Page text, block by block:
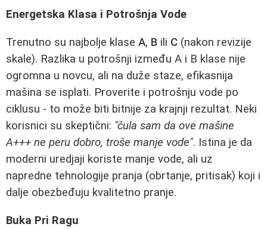
Energetska Klasa i Potrošnja Vode
Trenutno su najbolje klase A, B ili C (nakon revizije
skale). Razlika u potrošnji između A i B klase nije
ogromna u novcu, ali na duže staze, efikasnija
mašina se isplati. Proverite i potrošnju vode po
ciklusu - to može biti bitnije za krajnji rezultat. Neki
korisnici su skeptični: "čula sam da ove mašine
A+++ ne peru dobro, troše manje vode". Istina je da
moderni uredjaji koriste manje vode, ali uz
napredne tehnologije pranja (obrtanje, pritisak) koji i
dalje obezbeđuju kvalitetno pranje.
Buka Pri Ragu